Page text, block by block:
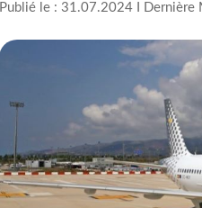
Publié le : 31.07.2024 I